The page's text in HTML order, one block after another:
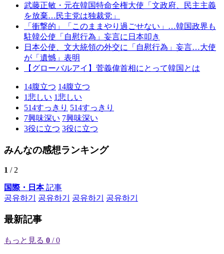
武藤正敏・元在韓国特命全権大使「文政府、民主主義
を放棄…民主党は独裁党」
「衝撃的」「このままやり過ごせない」…韓国政界も
駐韓公使「自慰行為」妄言に日本叩き
日本公使、文大統領の外交に「自慰行為」妄言…大使
が「遺憾」表明
【グローバルアイ】菅義偉首相にとって韓国とは
14腹立つ 14腹立つ
1悲しい 1悲しい
514すっきり 514すっきり
7興味深い 7興味深い
3役に立つ 3役に立つ
みんなの感想ランキング
1 / 2
国際・日本記事
공유하기
공유하기 공유하기 공유하기
最新記事
もっと見る 0 / 0